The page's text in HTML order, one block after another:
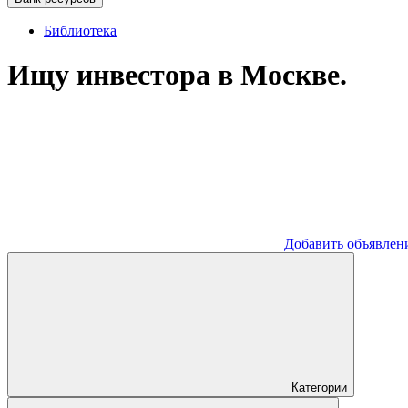
Библиотека
Ищу инвестора в Москве.
Добавить
Категории